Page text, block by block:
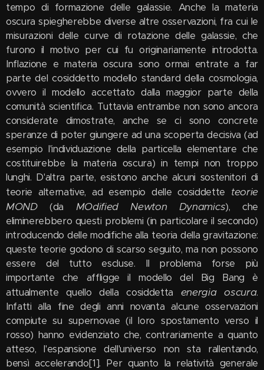
tempo di formazione delle galassie. Anche la materia
oscura spiegherebbe diverse altre osservazioni, fra cui le
misurazioni delle curve di rotazione delle galassie, che
furono il motivo per cui fu originariamente introdotta.
Inflazione e materia oscura sono ormai entrate a far
parte del cosiddetto modello standard della cosmologia,
ovvero il modello accettato dalla maggior parte della
comunità scientifica. Tuttavia entrambe non sono ancora
considerate dimostrate, anche se ci sono concrete
speranze di poter giungere ad una scoperta decisiva (ad
esempio l'individuazione della particella elementare che
costituirebbe la materia oscura) in tempi non troppo
lunghi. D'altra parte, esistono anche alcuni sostenitori di
teorie alternative, ad esempio delle cosiddette teorie
MOND(da MOdified Newton Dynamics), che
eliminerebbero questi problemi (in particolare il secondo)
introducendo delle modifiche alla teoria della gravitazione:
queste teorie godono di scarso seguito, ma non possono
essere del tutto escluse. Il problema forse più
importante che affligge il modello del Big Bang è
attualmente quello della cosiddetta energia oscura.
Infatti alla fine degli anni novanta alcune osservazioni
compiute su supernovae (il loro spostamento verso il
rosso) hanno evidenziato che, contrariamente a quanto
atteso, l'espansione dell'universo non sta rallentando,
bensì accelerando[1]. Per quanto la relatività generale